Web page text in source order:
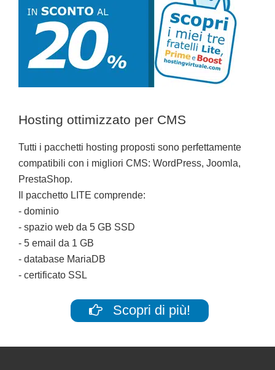
Hosting ottimizzato per CMS
Tutti i pacchetti hosting proposti sono perfettamente
compatibili con i migliori CMS: WordPress, Joomla,
PrestaShop.
Il pacchetto LITE comprende:
- dominio
- spazio web da 5 GB SSD
- 5 email da 1 GB
- database MariaDB
- certificato SSL
Scopri di più!